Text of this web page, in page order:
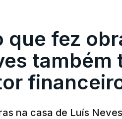
que fez
também
na casa de Luís